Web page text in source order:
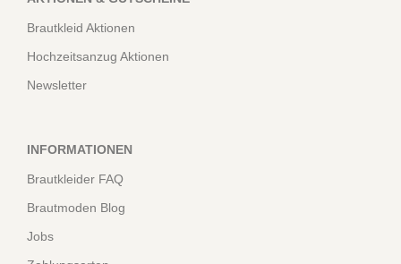
Brautkleid Aktionen
Hochzeitsanzug Aktionen
Newsletter
INFORMATIONEN
Brautkleider FAQ
Brautmoden Blog
Jobs